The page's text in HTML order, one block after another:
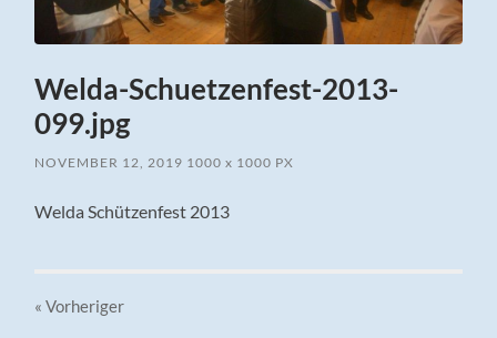
Welda-Schuetzenfest-2013-
099.jpg
NOVEMBER 12, 2019 1000x 1000 PX
Welda Schützenfest 2013
« Vorheriger